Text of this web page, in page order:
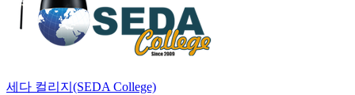
세다 컬리지(SEDA College)